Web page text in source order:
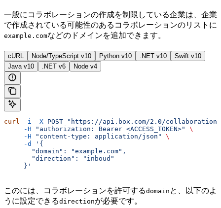
一般にコラボレーションの作成を制限している企業は、企業
で作成されている可能性のあるコラボレーションのリストに
example.comなどのドメインを追加できます。
cURL Node/TypeScript v10 Python v10 .NET v10
Swift v10
Java v10
.NET v6 Node v4
curl -i -X POST "https://api.box.com/2.0/
     -H
"authorization: Bearer <ACCESS_TOKEN>"
\
     -H
"content-type: application/json"
\
     -d
'{
       "domain": "example.com",
       "direction": "inboud"
     }'
このには、コラボレーションを許可するdomain と、以下のよ
うに設定できるdirectionが必要です。